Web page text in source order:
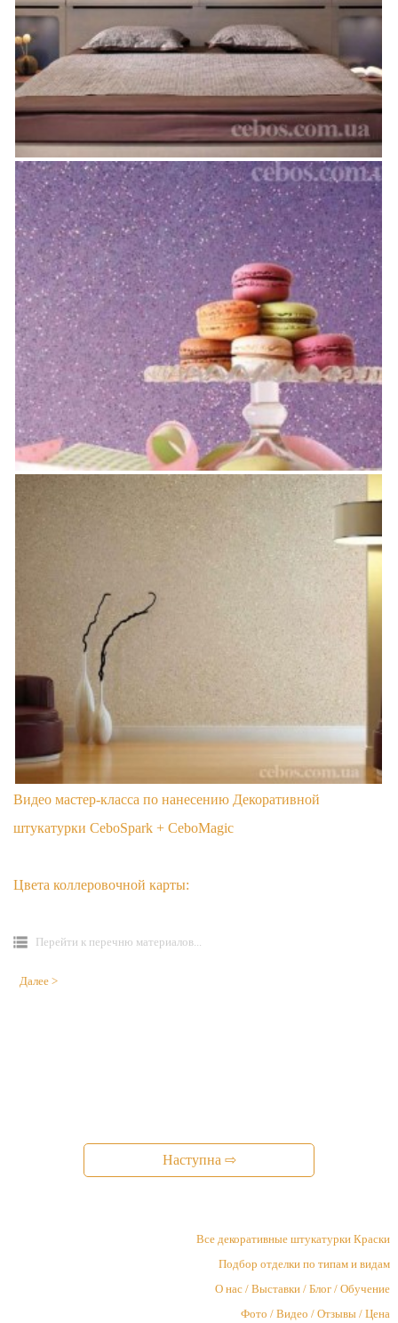
Видео мастер-класса по нанесению Декоративной
штукатурки CeboSpark + CeboMagic
Цвета коллеровочной карты:
Перейти к перечню материалов...
Далее >
Наступна ⇨
Все декоративные штукатурки Краски
Подбор отделки по типам и видам
О нас / Выставки / Блог / Обучение
Фото / Видео / Отзывы / Цена